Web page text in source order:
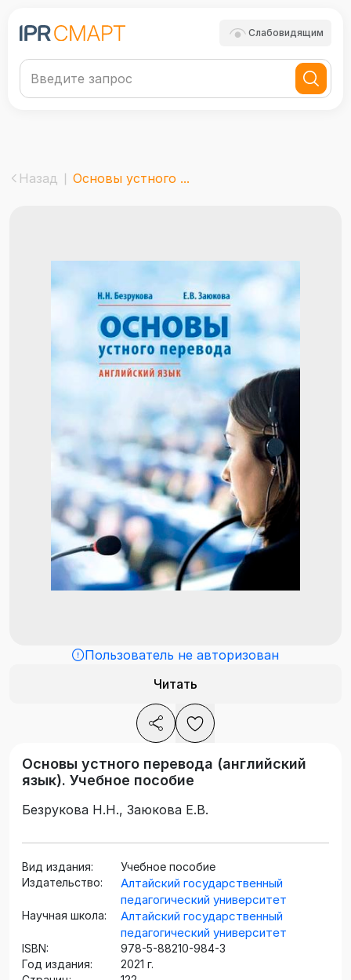
Слабовидящим
Назад Основы устного ...
Пользователь не авторизован
Читать
Основы устного перевода (английский
язык). Учебное пособие
Безрукова Н.Н., Заюкова Е.В.
Вид издания:
Учебное пособие
Издательство:
Алтайский государственный
педагогический университет
Научная школа:
Алтайский государственный
педагогический университет
ISBN:
978-5-88210-984-3
Год издания:
2021 г.